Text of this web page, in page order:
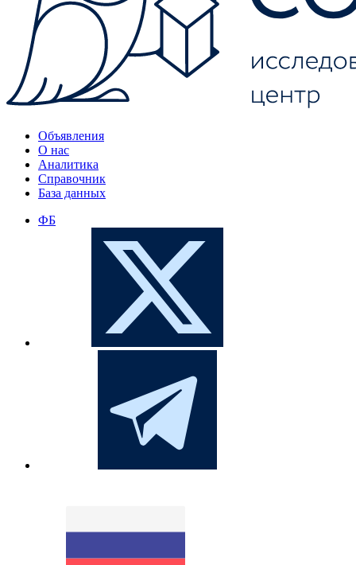
Объявления
О нас
Аналитика
Справочник
База данных
ФБ